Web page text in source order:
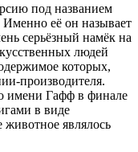
под названием
её он называет
серьёзный намёк на
людей
которых,
производителя.
имени Гафф в финале
в виде
животное являлось